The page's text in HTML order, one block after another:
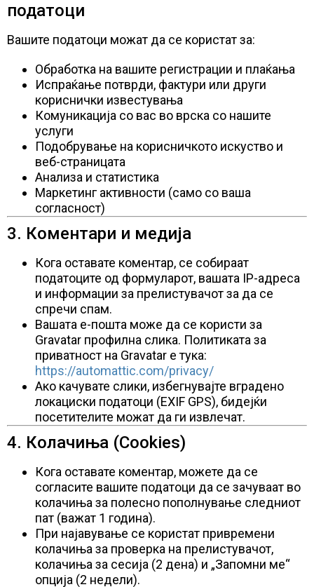
податоци
Вашите податоци можат да се користат за:
Обработка на вашите регистрации и плаќања
Испраќање потврди, фактури или други
кориснички известувања
Комуникација со вас во врска со нашите
услуги
Подобрување на корисничкото искуство и
веб-страницата
Анализа и статистика
Маркетинг активности (само со ваша
согласност)
3. Коментари и медија
Кога оставате коментар, се собираат
податоците од формуларот, вашата IP-адреса
и информации за прелистувачот за да се
спречи спам.
Вашата е-пошта може да се користи за
Gravatar профилна слика. Политиката за
приватност на Gravatar е тука:
https://automattic.com/privacy/
Ако качувате слики, избегнувајте вградено
локациски податоци (EXIF GPS), бидејќи
посетителите можат да ги извлечат.
4. Колачиња (Cookies)
Кога оставате коментар, можете да се
согласите вашите податоци да се зачуваат во
колачиња за полесно пополнување следниот
пат (важат 1 година).
При најавување се користат привремени
колачиња за проверка на прелистувачот,
колачиња за сесија (2 дена) и „Запомни ме“
опција (2 недели).